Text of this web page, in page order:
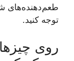
طعم‌دهنده‌های
توجه کنید.
روی